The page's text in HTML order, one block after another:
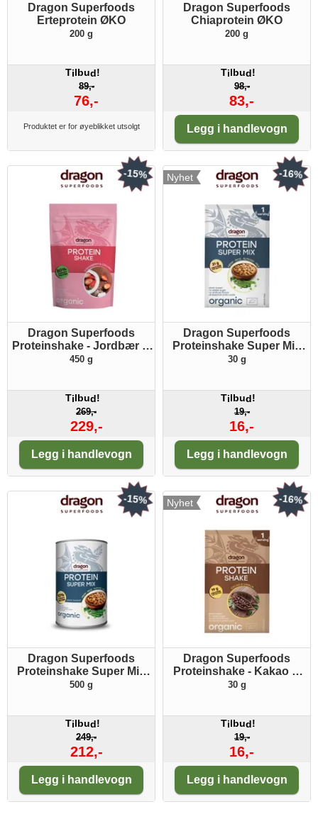
Dragon Superfoods
Erteprotein ØKO
200 g
Tilbud!
89,-
76,-
Produktet er for øyeblikket utsolgt
Dragon Superfoods
Chiaprotein ØKO
200 g
Tilbud!
98,-
83,-
Legg i handlevogn
Dragon Superfoods
Proteinshake - Jordbær &
kokosnøtt ØKO
450 g
Tilbud!
269,-
229,-
-15%
Legg i handlevogn
Nyhet
Dragon Superfoods
Proteinshake Super Mix
ØKO porsjonspakke
30 g
Tilbud!
19,-
16,-
-16%
Legg i handlevogn
Dragon Superfoods
Proteinshake Super Mix
ØKO
500 g
Tilbud!
249,-
212,-
-15%
Legg i handlevogn
Nyhet
Dragon Superfoods
Proteinshake - Kakao &
Vanilje ØKO
30 g
Tilbud!
19,-
16,-
-16%
Legg i handlevogn